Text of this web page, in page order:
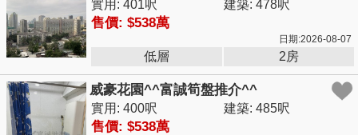
實用: 401呎 建築: 478呎
售價: $538萬
日期:2026-08-07
低層 2房
威豪花園^^富誠筍盤推介^^
實用: 400呎 建築: 485呎
售價: $538萬